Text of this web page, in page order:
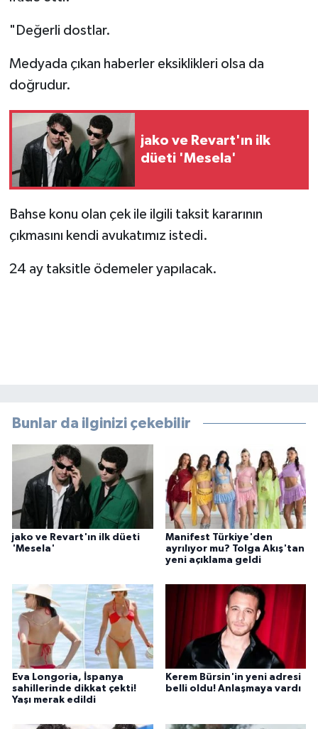
"Değerli dostlar.
Medyada çıkan haberler eksiklikleri olsa da
doğrudur.
jako ve Revart'ın ilk
düeti 'Mesela'
Bahse konu olan çek ile ilgili taksit kararının
çıkmasını kendi avukatımız istedi.
24 ay taksitle ödemeler yapılacak.
Bunlar da ilginizi çekebilir
jako ve Revart'ın ilk düeti
'Mesela'
Manifest Türkiye'den
ayrılıyor mu? Tolga Akış'tan
yeni açıklama geldi
Eva Longoria, İspanya
sahillerinde dikkat çekti!
Yaşı merak edildi
Kerem Bürsin'in yeni adresi
belli oldu! Anlaşmaya vardı